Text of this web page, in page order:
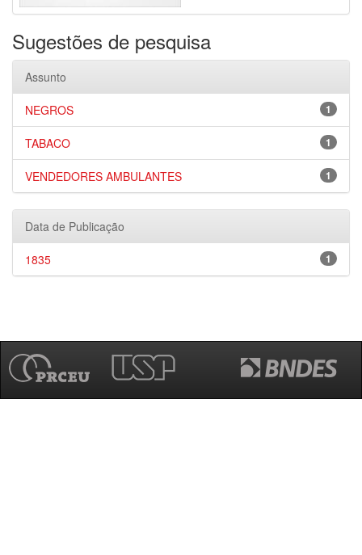
Sugestões de pesquisa
Assunto
1
NEGROS
1
TABACO
1
VENDEDORES AMBULANTES
Data de Publicação
1
1835